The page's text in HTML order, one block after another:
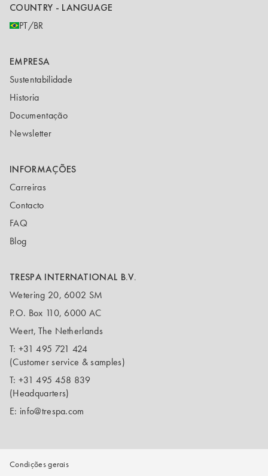
COUNTRY - LANGUAGE
PT/BR
EMPRESA
Sustentabilidade
Historia
Documentação
Newsletter
INFORMAÇÕES
Carreiras
Contacto
FAQ
Blog
TRESPA INTERNATIONAL B.V.
Wetering 20, 6002 SM
P.O. Box 110, 6000 AC
Weert, The Netherlands
T: +31 495 721 424
(Customer service & samples)
T: +31 495 458 839
(Headquarters)
E: info@trespa.com
Condições gerais